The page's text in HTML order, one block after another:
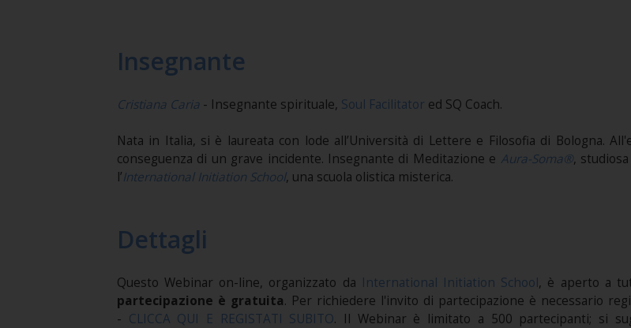
Insegnante
Cristiana Caria - Insegnante spirituale, Soul Facilitator ed SQ Coach.
Nata in Italia, si è laureata con lode all’Università di Lettere e Filosofia di Bologna.
conseguenza di un grave incidente. Insegnante di Meditazione e Aura-Soma®,
l’International Initiation School, una scuola olistica misterica.
Dettagli
Questo Webinar on-line, organizzato da International Initiation School, è aperto a
partecipazione è gratuita. Per richiedere l'invito di partecipazione è necessario
- CLICCA QUI E REGISTATI SUBITO. Il Webinar è limitato a 500 partecipanti; si